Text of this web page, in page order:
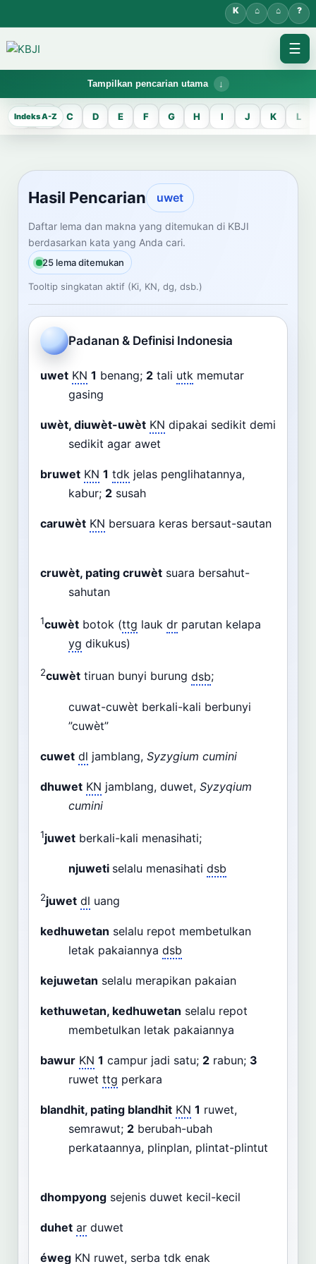
☰
Tampilkan pencarian utama
KBJI WORKSPACE
Hasil Pencarian
Temukan lema Jawa dan maknanya dalam bahasa Indonesia saat
mengelola data Kamus Bahasa Jawa-Indonesia.
CARI LEMA JAWA
Masukkan kata Jawa
Dashboard Pencarian
A B C D E F G H I J K L
Hasil Pencarian uwet
Daftar lema dan makna yang ditemukan di KBJI
berdasarkan kata yang Anda cari.
25 lema ditemukan
Tooltip singkatan aktif (Ki, KN, dg, dsb.)
Padanan & Definisi Indonesia
uwet KN 1 benang; 2 tali utk memutar
gasing
uwèt, diuwèt-uwèt KN dipakai sedikit demi
sedikit agar awet
bruwet KN 1 tdk jelas penglihatannya,
kabur; 2 susah
caruwèt KN bersuara keras bersaut-sautan
cruwèt, pating cruwèt suara bersahut-
sahutan
1cuwèt botok (ttg lauk dr parutan kelapa
yg dikukus)
2cuwèt tiruan bunyi burung dsb;
cuwat-cuwèt berkali-kali berbunyi
”cuwèt”
cuwet dl jamblang, Syzygium cumini
dhuwet KN jamblang, duwet, Syzyqium
cumini
1juwet berkali-kali menasihati;
njuweti selalu menasihati dsb
2juwet dl uang
kedhuwetan selalu repot membetulkan
letak pakaiannya dsb
kejuwetan selalu merapikan pakaian
kethuwetan, kedhuwetan selalu repot
membetulkan letak pakaiannya
bawur KN 1 campur jadi satu; 2 rabun; 3
ruwet ttg perkara
blandhit, pating blandhit KN 1 ruwet,
semrawut; 2 berubah-ubah
perkataannya, plinplan, plintat-plintut
dhompyong sejenis duwet kecil-kecil
duhet ar duwet
éweg KN ruwet, serba tdk enak